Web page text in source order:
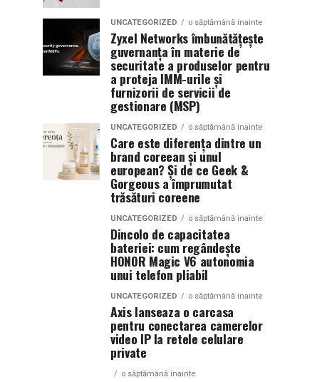
UNCATEGORIZED o săptămână inainte
Zyxel Networks îmbunătățește
guvernanța în materie de
securitate a produselor pentru
a proteja IMM-urile și
furnizorii de servicii de
gestionare (MSP)
UNCATEGORIZED o săptămână inainte
Care este diferența dintre un
brand coreean și unul
european? Și de ce Geek &
Gorgeous a împrumutat
trăsături coreene
UNCATEGORIZED o săptămână inainte
Dincolo de capacitatea
bateriei: cum regândește
HONOR Magic V6 autonomia
unui telefon pliabil
UNCATEGORIZED o săptămână inainte
Axis lanseaza o carcasa
pentru conectarea camerelor
video IP la retele celulare
private
o săptămână inainte